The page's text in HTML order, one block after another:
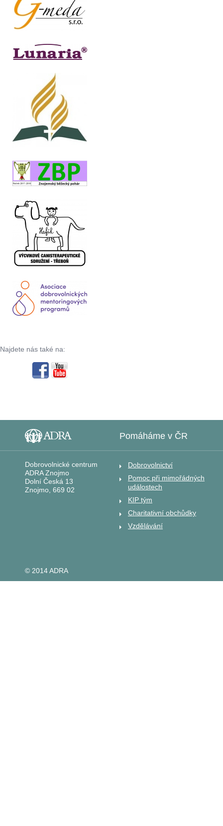
Najdete nás také na:
Dobrovolnické centrum
ADRA Znojmo
Dolní Česká 13
Znojmo, 669 02
Pomáháme v ČR
Dobrovolnictví
Pomoc při mimořádných
událostech
KIP tým
Charitativní obchůdky
Vzdělávání
© 2014 ADRA